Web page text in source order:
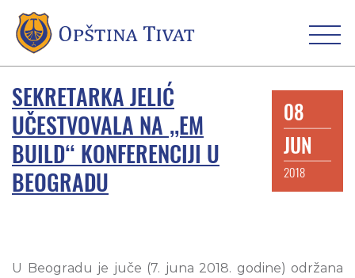
SEKRETARKA JELIĆ
UČESTVOVALA NA „EM
BUILD“ KONFERENCIJI U
BEOGRADU
08
JUN
2018
U Beogradu je juče (7. juna 2018. godine) održana